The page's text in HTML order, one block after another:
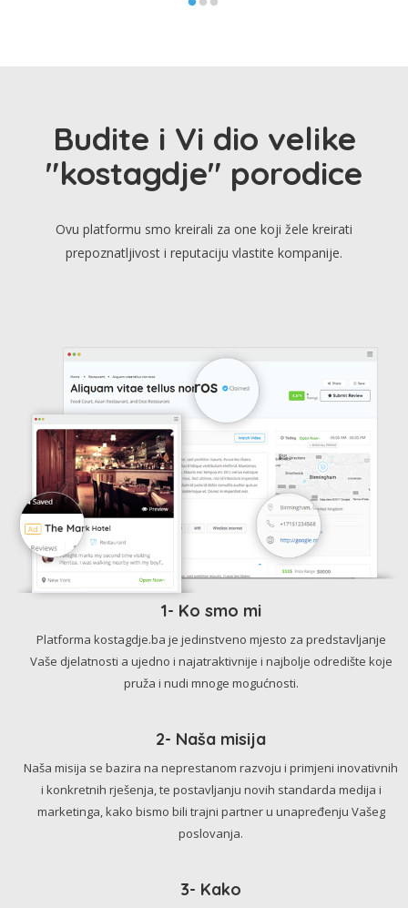
Budite i Vi dio velike
"kostagdje" porodice
Ovu platformu smo kreirali za one koji žele kreirati
prepoznatljivost i reputaciju vlastite kompanije.
1- Ko smo mi
Platforma kostagdje.ba je jedinstveno mjesto za predstavljanje
Vaše djelatnosti a ujedno i najatraktivnije i najbolje odredište koje
pruža i nudi mnoge mogućnosti.
2- Naša misija
Naša misija se bazira na neprestanom razvoju i primjeni inovativnih
i konkretnih rješenja, te postavljanju novih standarda medija i
marketinga, kako bismo bili trajni partner u unapređenju Vašeg
poslovanja.
3- Kako